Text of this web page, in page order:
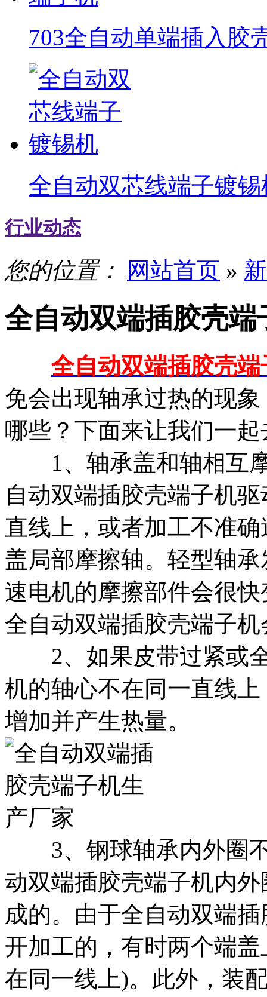
703全自动单端插入胶
全自动双芯线端子镀锡
行业动态
您的位置： 网站首页 »
全自动双端插胶壳
全自动双端插胶壳端
免会出现轴承过热的现
哪些？下面来让我们一
1、轴承盖和轴相互摩
自动双端插胶壳端子机
直线上，或者加工不准
盖局部摩擦轴。轻型轴
速电机的摩擦部件会很
全自动双端插胶壳端子
2、如果皮带过紧或全
机的轴心不在同一直线
增加并产生热量。
3、钢球轴承内外圈不
动双端插胶壳端子机内
成的。由于全自动双端
开加工的，有时两个端
在同一线上)。此外，装